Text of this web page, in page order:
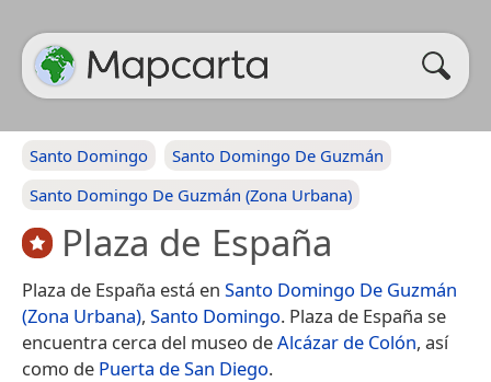
Santo Domingo
Santo Domingo De Guzmán
Santo Domingo De Guzmán (Zona Urbana)
Plaza de España
Plaza de España está en Santo Domingo De Guzmán
(Zona Urbana), Santo Domingo. Plaza de España se
encuentra cerca del museo deAlcázar de Colón, así
como de Puerta de San Diego.